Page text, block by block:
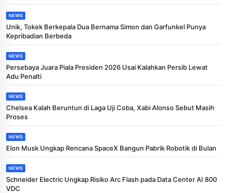
NEWS
Unik, Tokek Berkepala Dua Bernama Simon dan Garfunkel Punya
Kepribadian Berbeda
NEWS
Persebaya Juara Piala Presiden 2026 Usai Kalahkan Persib Lewat
Adu Penalti
NEWS
Chelsea Kalah Beruntun di Laga Uji Coba, Xabi Alonso Sebut Masih
Proses
NEWS
Elon Musk Ungkap Rencana SpaceX Bangun Pabrik Robotik di Bulan
NEWS
Schneider Electric Ungkap Risiko Arc Flash pada Data Center AI 800
VDC